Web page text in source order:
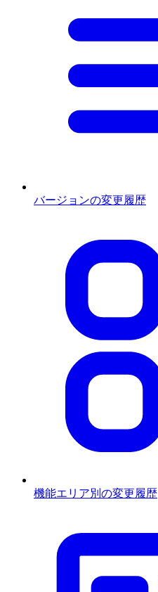
バージョンの変更履歴
機能エリア別の変更履歴